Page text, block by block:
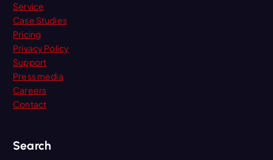
Service
Case Studies
Pricing
Privacy Policy
Support
Press media
Careers
Contact
Search